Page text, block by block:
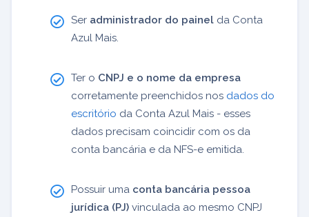
Ser administrador do painel da Conta
Azul Mais.
Ter o CNPJ e o nome da empresa
corretamente preenchidos nos dados do
escritório da Conta Azul Mais - esses
dados precisam coincidir com os da
conta bancária e da NFS-e emitida.
Possuir uma conta bancária pessoa
jurídica (PJ) vinculada ao mesmo CNPJ